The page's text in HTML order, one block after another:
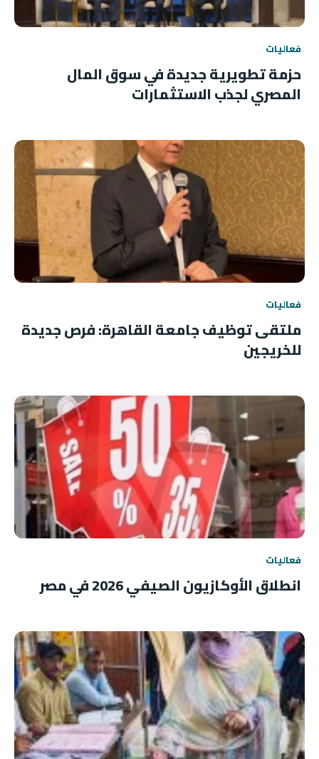
فعاليات
حزمة تطويرية جديدة في سوق المال
المصري لجذب الاستثمارات
فعاليات
ملتقى توظيف جامعة القاهرة: فرص جديدة
للخريجين
فعاليات
انطلاق الأوكازيون الصيفي 2026 في مصر